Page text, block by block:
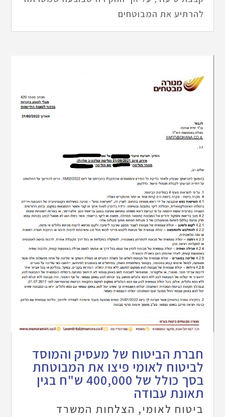
להרתיע את המבוטחים
חברת הביטוח של מעסיק והמוסד
לביטוח לאומי פיצו את המבוטחת
בסך כולל של 400,000 ש"ח בגין
תאונת עבודה
ביטוח לאומי, הצלחות המשרד